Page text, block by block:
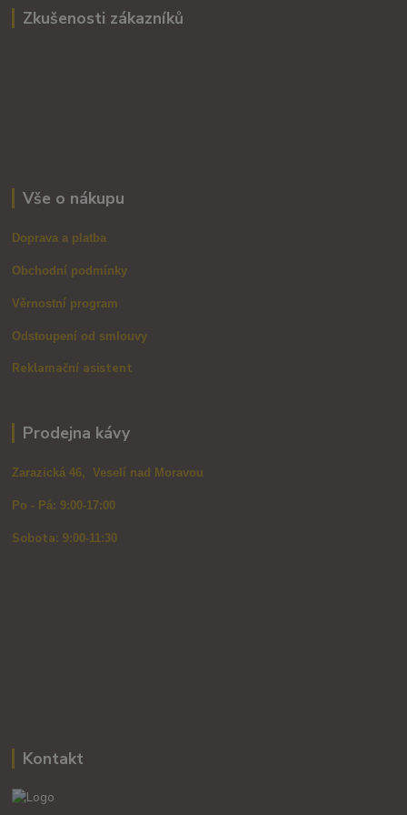
Zkušenosti zákazníků
Vše o nákupu
Doprava a platba
Obchodní podmínky
Věrnostní program
Odstoupení od smlouvy
Reklamační asistent
Prodejna kávy
Zarazická 46, Veselí nad Moravou
Po - Pá: 9:00-17:00
Sobota: 9:00-11:30
Kontakt